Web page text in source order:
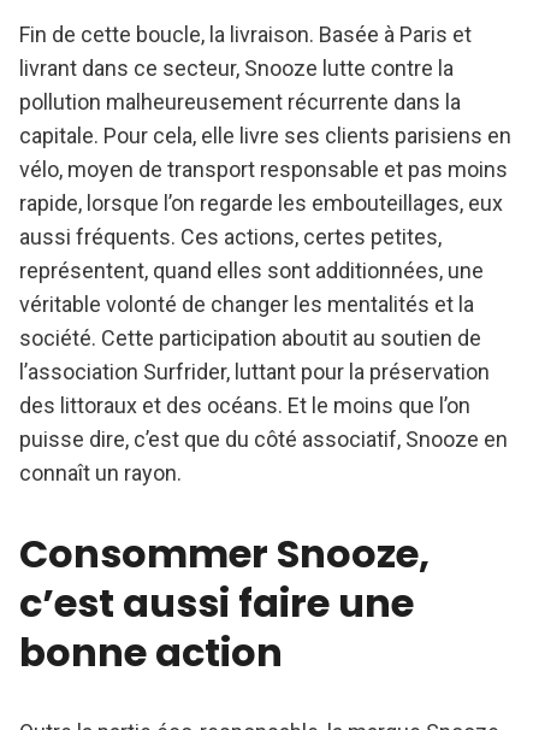
Fin de cette boucle, la livraison. Basée à Paris et
livrant dans ce secteur, Snooze lutte contre la
pollution malheureusement récurrente dans la
capitale. Pour cela, elle livre ses clients parisiens en
vélo, moyen de transport responsable et pas moins
rapide, lorsque l’on regarde les embouteillages, eux
aussi fréquents. Ces actions, certes petites,
représentent, quand elles sont additionnées, une
véritable volonté de changer les mentalités et la
société. Cette participation aboutit au soutien de
l’association Surfrider, luttant pour la préservation
des littoraux et des océans. Et le moins que l’on
puisse dire, c’est que du côté associatif, Snooze en
connaît un rayon.
Consommer Snooze,
c’est aussi faire une
bonne action